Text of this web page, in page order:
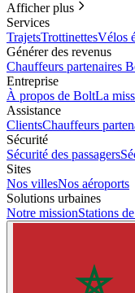
Afficher plus
Services
TrajetsTrottinettesVélos
Générer des revenus
Chauffeurs partenaires
Entreprise
À propos de BoltLa
Assistance
ClientsChauffeurs
Sécurité
Sécurité des passagers
Sites
Nos villesNos aéroports
Solutions urbaines
Notre missionStations